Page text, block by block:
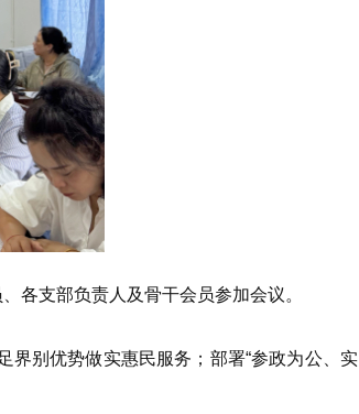
支部负责人及骨干会员参加会议。
别优势做实惠民服务；部署“参政为公、实